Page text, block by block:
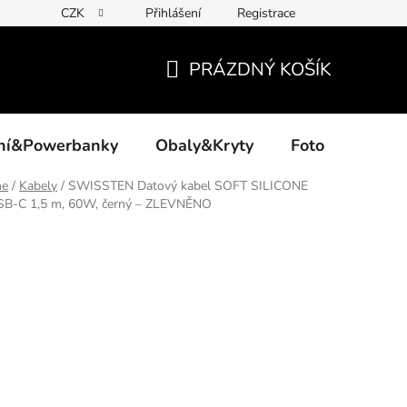
CZK Přihlášení Registrace
KOŠÍK
PRÁZDNÝ KOŠÍK
Obaly&Kryty Foto
/ Kabely / SWISSTEN Datový kabel SOFT SILICONE
C 1,5 m, 60W, černý – ZLEVNĚNO